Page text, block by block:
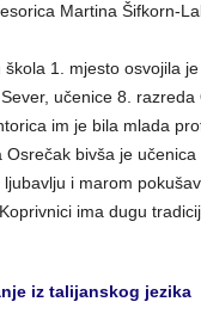
Martina Šifkorn-
1. mjesto osvojila
učenice 8. razreda
im je bila mlada
bivša je učenica
ljubavlju i marom
ima dugu
iz talijanskog jezika